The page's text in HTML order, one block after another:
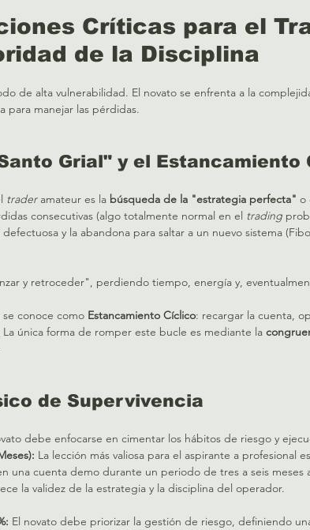
Críticas para el
de la Disciplina
de alta vulnerabilidad. El novato se enfrenta a la
para manejar las pérdidas.
Grial" y el Estancamiento
trader amateur es la búsqueda de la "estrategia perfecta" o
consecutivas (algo totalmente normal en el trading
y la abandona para saltar a un nuevo sistema
y retroceder", perdiendo tiempo, energía y,
conoce como Estancamiento Cíclico: recargar la cuenta,
única forma de romper este bucle es mediante la
de Supervivencia
debe enfocarse en cimentar los hábitos de riesgo y
La lección más valiosa para el aspirante a profesional
una cuenta demo durante un periodo de tres a seis meses
la validez de la estrategia y la disciplina del operador.
El novato debe priorizar la gestión de riesgo, definiendo